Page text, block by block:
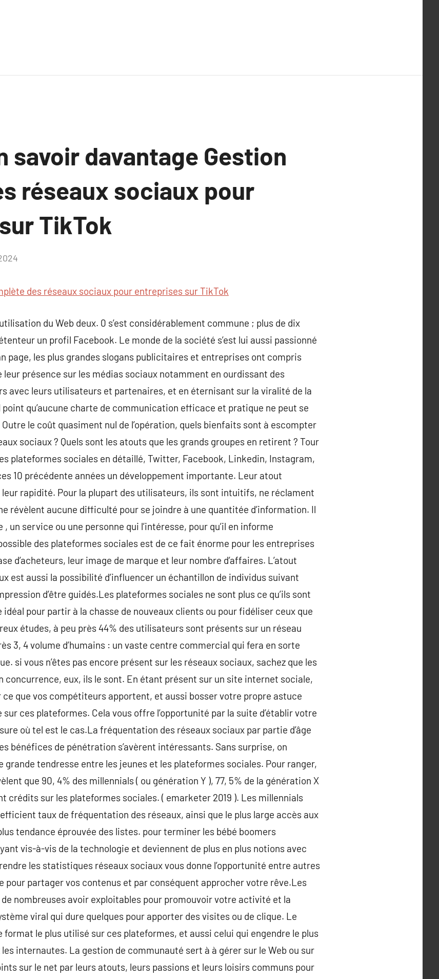
savoir davantage Gestion
réseaux sociaux pour
TikTok
des réseaux sociaux pour entreprises sur TikTok
du Web deux. 0 s’est considérablement commune ; plus de dix
un profil Facebook. Le monde de la société s’est lui aussi passionné
page, les plus grandes slogans publicitaires et entreprises ont compris
leur présence sur les médias sociaux notamment en ourdissant des
avec leurs utilisateurs et partenaires, et en éternisant sur la viralité de la
qu’aucune charte de communication efficace et pratique ne peut se
le coût quasiment nul de l’opération, quels bienfaits sont à escompter
sociaux ? Quels sont les atouts que les grands groupes en retirent ? Tour
plateformes sociales en détaillé, Twitter, Facebook, Linkedin, Instagram,
10 précédente années un développement importante. Leur atout
rapidité. Pour la plupart des utilisateurs, ils sont intuitifs, ne réclament
révèlent aucune difficulté pour se joindre à une quantitée d’information. Il
un service ou une personne qui l’intéresse, pour qu’il en informe
des plateformes sociales est de ce fait énorme pour les entreprises
d’acheteurs, leur image de marque et leur nombre d’affaires. L’atout
est aussi la possibilité d’influencer un échantillon de individus suivant
d’être guidés.Les plateformes sociales ne sont plus ce qu’ils sont
idéal pour partir à la chasse de nouveaux clients ou pour fidéliser ceux que
études, à peu près 44% des utilisateurs sont présents sur un réseau
3, 4 volume d’humains : un vaste centre commercial qui fera en sorte
si vous n’êtes pas encore présent sur les réseaux sociaux, sachez que les
concurrence, eux, ils le sont. En étant présent sur un site internet sociale,
ce que vos compétiteurs apportent, et aussi bosser votre propre astuce
ces plateformes. Cela vous offre l’opportunité par la suite d’établir votre
où tel est le cas.La fréquentation des réseaux sociaux par partie d’âge
bénéfices de pénétration s’avèrent intéressants. Sans surprise, on
tendresse entre les jeunes et les plateformes sociales. Pour ranger,
que 90, 4% des millennials ( ou génération Y ), 77, 5% de la génération X
crédits sur les plateformes sociales. ( emarketer 2019 ). Les millennials
taux de fréquentation des réseaux, ainsi que le plus large accès aux
tendance éprouvée des listes. pour terminer les bébé boomers
vis-à-vis de la technologie et deviennent de plus en plus notions avec
les statistiques réseaux sociaux vous donne l’opportunité entre autres
pour partager vos contenus et par conséquent approcher votre rêve.Les
nombreuses avoir exploitables pour promouvoir votre activité et la
viral qui dure quelques pour apporter des visites ou de clique. Le
le plus utilisé sur ces plateformes, et aussi celui qui engendre le plus
internautes. La gestion de communauté sert à à gérer sur le Web ou sur
sur le net par leurs atouts, leurs passions et leurs loisirs communs pour